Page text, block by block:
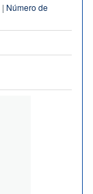
| Número de